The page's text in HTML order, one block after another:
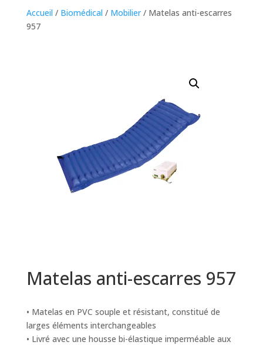
Accueil / Biomédical / Mobilier/ Matelas anti-escarres
957
Matelas anti-escarres 957
• Matelas en PVC souple et résistant, constitué de
larges éléments interchangeables
• Livré avec une housse bi-élastique imperméable aux